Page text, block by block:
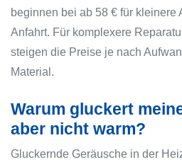
beginnen bei ab 58 € für kleinere
Anfahrt. Für komplexere
steigen die Preise je nach
Material.
Warum gluckert
aber nicht warm?
Gluckernde Geräusche in der